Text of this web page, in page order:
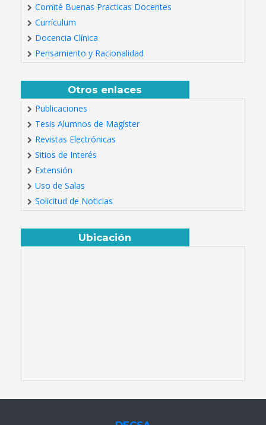
Comité Buenas Practicas Docentes
Currículum
Docencia Clínica
Pensamiento y Racionalidad
Otros enlaces
Publicaciones
Tesis Alumnos de Magíster
Revistas Electrónicas
Sitios de Interés
Extensión
Uso de Salas
Solicitud de Noticias
Ubicación